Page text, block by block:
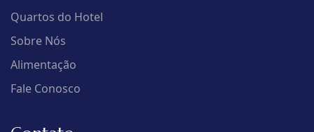
Quartos do Hotel
Sobre Nós
Alimentação
Fale Conosco